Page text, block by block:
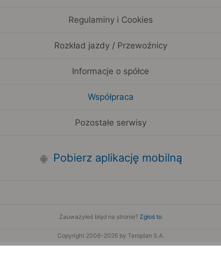
Regulaminy i Cookies
Rozkład jazdy / Przewoźnicy
Informacje o spółce
Współpraca
Pozostałe serwisy
Pobierz aplikację mobilną
Zauważyłeś błąd na stronie? Zgłoś to
Copyright 2006-2026 by Teroplan S.A.